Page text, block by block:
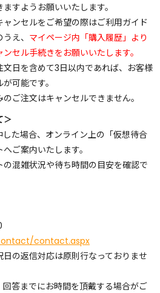
すようお願いいたします。
ャンセルをご希望の際はご利用ガイド
え、 マイページ内「購入履歴」より
セル手続きをお願いいたします。
日を含めて3日以内であれば、お客様
可能です。
ご注文はキャンセルできません。
＞
た場合、オンライン上の「仮想待合
ご案内いたします。
の混雑状況や待ち時間の目安を確認で
contact.aspx
の返信対応は原則行なっておりませ
答までにお時間を頂戴する場合がご